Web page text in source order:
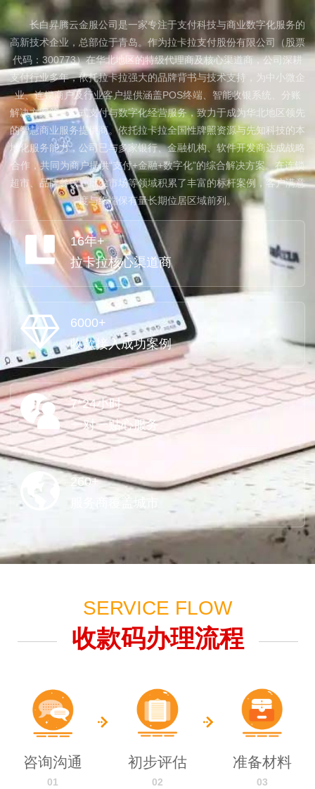
长白昇腾云金服公司是一家专注于支付科技与商业数字化服务的
高新技术企业，总部位于青岛。作为拉卡拉支付股份有限公司（股票
代码：300773）在华北地区的特级代理商及核心渠道商，公司深耕
支付行业多年，依托拉卡拉强大的品牌背书与技术支持，为中小微企
业、连锁商户及行业客户提供涵盖POS终端、智能收银系统、分账
解决方案等一站式支付与数字化经营服务，致力于成为华北地区领先
的智慧商业服务提供商。依托拉卡拉全国性牌照资源与先知科技的本
地化服务能力，公司已与多家银行、金融机构、软件开发商达成战略
合作，共同为商户提供“支付+金融+数字化”的综合解决方案。在连锁
超市、品牌餐饮、批发市场等领域积累了丰富的标杆案例，客户满意
度与终端保有量长期位居区域前列。
16年+
拉卡拉核心渠道商
6000+
收款接入成功案例
7*24小时
一对一贴心服务
260+
SERVICE FLOW
收款码办理流程
咨询沟通
01
初步评估
02
准备材料
03